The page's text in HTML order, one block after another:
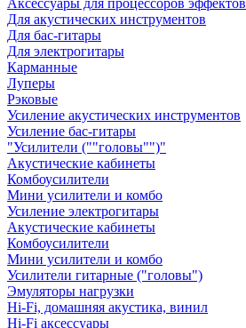
Аксессуары для процессоров эффектов
Для акустических инструментов
Для бас-гитары
Для электрогитары
Карманные
Луперы
Рэковые
Усиление акустических инструментов
Усиление бас-гитары
"Усилители (""головы"")"
Акустические кабинеты
Комбоусилители
Мини усилители и комбо
Усиление электрогитары
Акустические кабинеты
Комбоусилители
Мини усилители и комбо
Усилители гитарные ("головы")
Эмуляторы нагрузки
Hi-Fi, домашняя акустика, винил
Hi-Fi аксессуары